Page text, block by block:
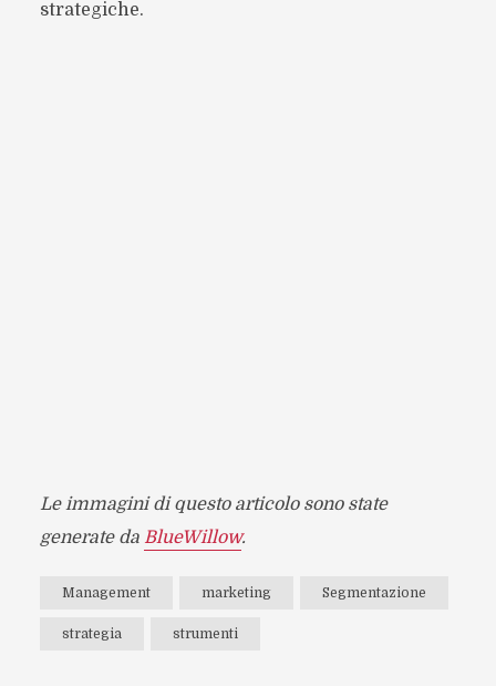
strategiche.
Le immagini di questo articolo sono state
generate da BlueWillow.
Management marketing Segmentazione
strategia strumenti